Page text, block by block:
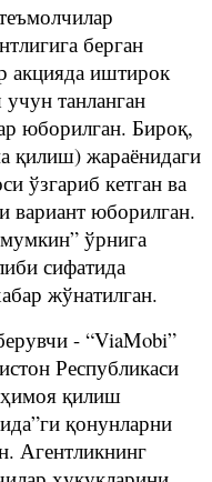
берган
акцияда иштирок
танланган
юборилган. Бироқ,
қилиш) жараёнидаги
ўзгариб кетган ва
вариант юборилган.
ўрнига
сифатида
жўнатилган.
- “ViaMobi”
Республикаси
қилиш
қонунларни
Агентликнинг